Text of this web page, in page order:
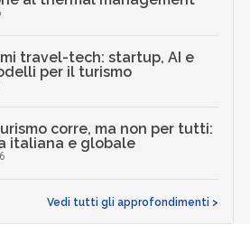
travel-tech: startup, AI e
per il turismo
corre, ma non per tutti:
italiana e globale
Vedi tutti gli approfondimenti >